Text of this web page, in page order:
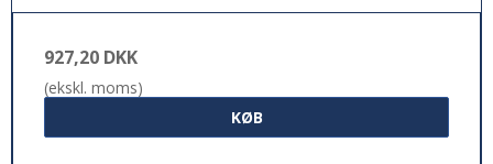
927,20 DKK
(ekskl. moms)
KØB